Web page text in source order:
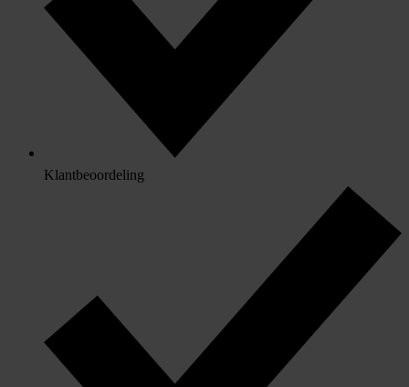
Klantbeoordeling